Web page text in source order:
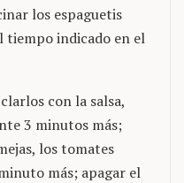
los espaguetis
tiempo indicado en el
con la salsa,
3 minutos más;
los tomates
más; apagar el